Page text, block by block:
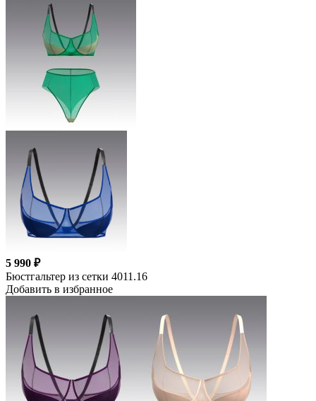
5 990 ₽
Бюстгальтер из сетки 4011.16
Добавить в избранное